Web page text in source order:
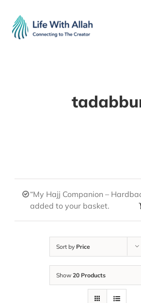
content
“My Hajj Companion –
added to your basket.
Sort by Price
Show 20 Products